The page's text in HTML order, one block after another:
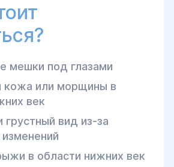
мешки под глазами
кожа или морщины в
век
грустный вид из-за
в области нижних век